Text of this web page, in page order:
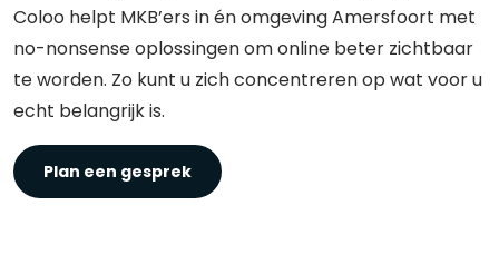
Coloo helpt MKB’ers in én omgeving Amersfoort met
no-nonsense oplossingen om online beter zichtbaar
te worden. Zo kunt u zich concentreren op wat voor u
echt belangrijk is.
Plan een gesprek